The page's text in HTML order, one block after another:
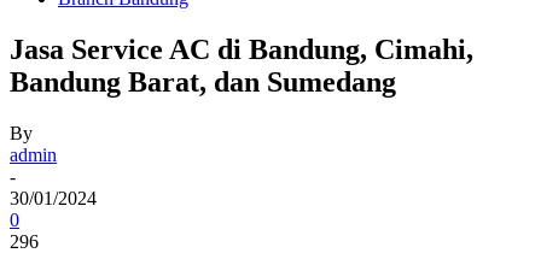
Jasa Service AC di Bandung, Cimahi,
Bandung Barat, dan Sumedang
By
admin
-
30/01/2024
0
296